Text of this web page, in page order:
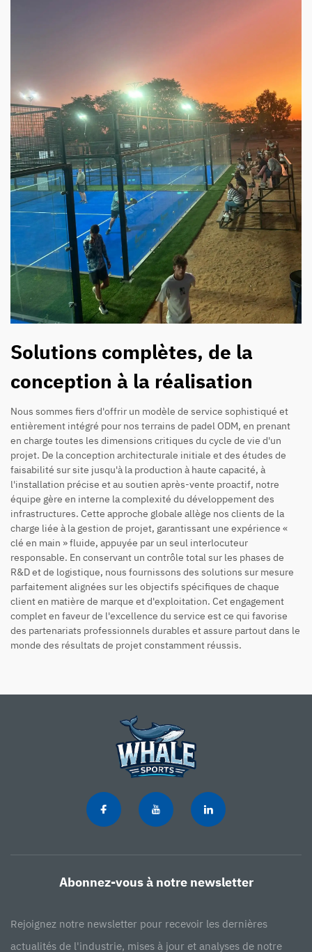
Solutions complètes, de la
conception à la réalisation
Nous sommes fiers d'offrir un modèle de service sophistiqué et
entièrement intégré pour nos terrains de padel ODM, en prenant
en charge toutes les dimensions critiques du cycle de vie d'un
projet. De la conception architecturale initiale et des études de
faisabilité sur site jusqu'à la production à haute capacité, à
l'installation précise et au soutien après-vente proactif, notre
équipe gère en interne la complexité du développement des
infrastructures. Cette approche globale allège nos clients de la
charge liée à la gestion de projet, garantissant une expérience «
clé en main » fluide, appuyée par un seul interlocuteur
responsable. En conservant un contrôle total sur les phases de
R&D et de logistique, nous fournissons des solutions sur mesure
parfaitement alignées sur les objectifs spécifiques de chaque
client en matière de marque et d'exploitation. Cet engagement
complet en faveur de l'excellence du service est ce qui favorise
des partenariats professionnels durables et assure partout dans le
monde des résultats de projet constamment réussis.
Abonnez-vous à notre newsletter
Rejoignez notre newsletter pour recevoir les dernières
actualités de l'industrie, mises à jour et analyses de notre